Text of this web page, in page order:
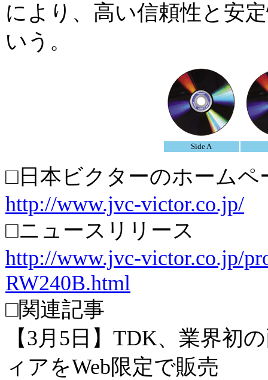
により、高い信頼性と安
いう。
Side A
□日本ビクターのホームペ
http://www.jvc-victor.co.jp/
□ニュースリリース
http://www.jvc-victor.co.jp/
RW240B.html
□関連記事
【3月5日】TDK、業界初
ィアをWeb限定で販売